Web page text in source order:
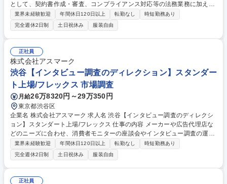
として、契約書作成・審査、コンプライアンス対応等の法務業務に加え、
株主総会関連事務や社内規程整備等の総務サポートも担当。自身の経験を
活かし裁量を持って取り組める環境です。 【法務業務】契約書作成・審
査、事業部門からの問い合わせ対応、コンプライアンス・監査対応【総務
サポート】株主総会・取締役会関連事務、社内規程整備、稟議・書類管
理、行政機関からの問い合わせ対応を担当します。 【業務内容の変更範
囲】当社の指定する業務 募集職種 東京・渋谷【法務総務スタッフ】専任
担当/裁量大/上場企業/土日休/年休124日
業界未経験歓迎 年間休日120日以上 転勤なし
時短勤務あり
完全週休2日制
土日祝休み 服装自由
正社員
株式会社アスマーク
渋谷【インタビュー調査のディレクション】スタンダー
ト上場/フレックス 市場調査
月給26万8320円～29万350円
東京都渋谷区
企業名 株式会社アスマーク 求人名 渋谷【インタビュー調査のディレクシ
ョン】スタンダート上場/フレックス 仕事の内容 メーカーや広告代理店な
どのニーズに合わせ、消費者モニターの座談会やインタビュー調査の運
営、管理をお任せします。営業が受注した案件を引き継ぎ、リサーチの納
品までクライアントと進めます。 案件の進行管理だけでなく、クライアン
トとの交渉や社内の各部署と連携しながらリサーチの実施まで責任を持っ
て遂行します。 【具体的には】■インタビュー調査に向けたクライアント
との打ち合わせ■会場やモデレーター（司会進行役）などの手配、消費者
業界未経験歓迎 年間休日120日以上 転勤なし
時短勤務あり
完全週休2日制
土日祝休み 服装自由
正社員